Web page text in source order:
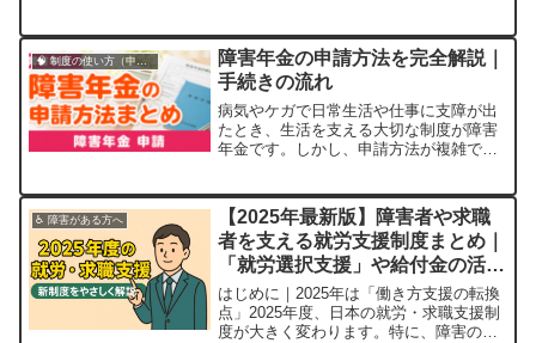
病助成から在宅ワーク支援まで、30年以
上の実務経験から得た申請の裏ワザ・失
敗談を公開。今日から使えるチェックリ
スト付きで、お金の不安を「ゼロ」にす
る道筋がここに。
🧠 制度の使い方（申請・相談など）
障害年金の申請方法を完全解説｜
手続きの流れ
病気やケガで日常生活や仕事に支障が出
たとき、生活を支える大切な制度が障害
年金です。しかし、申請方法が複雑で
は、障害年金の申請手順を初めての方に
も分かり […]
♿ 障害がある方へ
【2025年最新版】障害者や求職
者を支える就労支援制度まとめ｜
「就労選択支援」や給付金の活用
ポイントをやさしく解説！
はじめに｜2025年は「働き方支援の転換
点」2025年度、日本の就労・求職支援制
度が大きく変わります。特に、障害のあ